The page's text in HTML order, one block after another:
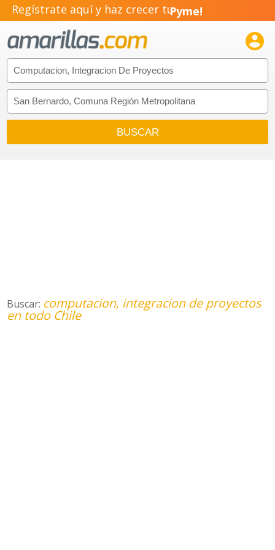
Regístrate aquí y haz crecer tuPyme!
Emprendimiento!

Buscar: computacion, integracion de proyectos
en todo Chile